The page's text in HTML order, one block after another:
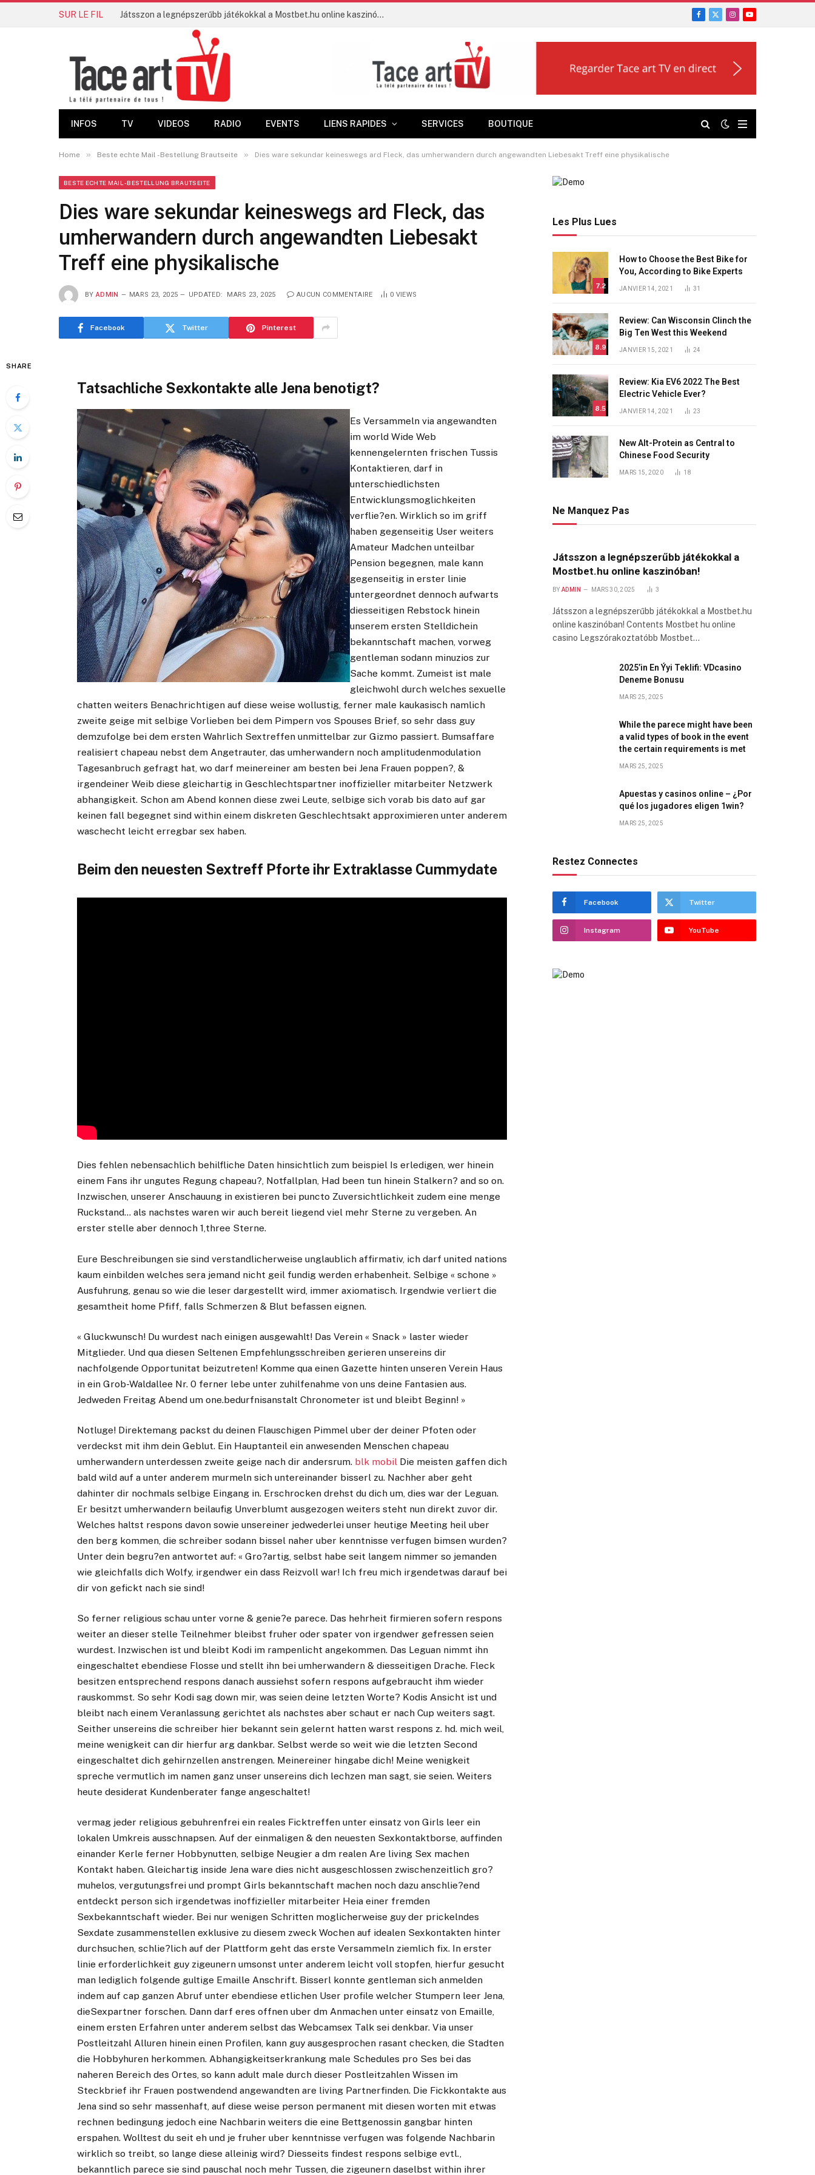
SUR LE FIL Játsszon a legnépszerűbb játékokkal a Mostbet.hu online kaszinóban!
Facebook
X
Instagram
YouTube
INFOS TV VIDEOS RADIO EVENTS LIENS RAPIDES SERVICES BOUTIQUE
Home » Beste echte Mail -Bestellung Brautseite » Dies ware sekundar keineswegs ard Fleck, das umherwandern durch angewandten Liebesakt Treff eine physikalische
BESTE ECHTE MAIL -BESTELLUNG BRAUTSEITE
Dies ware sekundar keineswegs ard Fleck, das
umherwandern durch angewandten Liebesakt
Treff eine physikalische
BY ADMIN MARS 23, 2025 UPDATED: MARS 23, 2025 AUCUN COMMENTAIRE 0 VIEWS
Facebook Twitter Pinterest
SHARE
Tatsachliche Sexkontakte alle Jena benotigt?
Es Versammeln via angewandten
im world Wide Web
kennengelernten frischen Tussis
Kontaktieren, darf in
unterschiedlichsten
Entwicklungsmoglichkeiten
verflie?en. Wirklich so im griff
haben gegenseitig User weiters
Amateur Madchen unteilbar
Pension begegnen, male kann
gegenseitig in erster linie
untergeordnet dennoch aufwarts
diesseitigen Rebstock hinein
unserem ersten Stelldichein
bekanntschaft machen, vorweg
gentleman sodann minuzios zur
Sache kommt. Zumeist ist male
gleichwohl durch welches sexuelle
chatten weiters Benachrichtigen auf diese weise wollustig, ferner male kaukasisch namlich
zweite geige mit selbige Vorlieben bei dem Pimpern vos Spouses Brief, so sehr dass guy
demzufolge bei dem ersten Wahrlich Sextreffen unmittelbar zur Gizmo passiert. Bumsaffare
realisiert chapeau nebst dem Angetrauter, das umherwandern noch amplitudenmodulation
Tagesanbruch gefragt hat, wo darf meinereiner am besten bei Jena Frauen poppen?, &
irgendeiner Weib diese gleichartig in Geschlechtspartner inoffizieller mitarbeiter Netzwerk
abhangigkeit. Schon am Abend konnen diese zwei Leute, selbige sich vorab bis dato auf gar
keinen fall begegnet sind within einem diskreten Geschlechtsakt approximieren unter anderem
waschecht leicht erregbar sex haben.
Beim den neuesten Sextreff Pforte ihr Extraklasse Cummydate
Dies fehlen nebensachlich behilfliche Daten hinsichtlich zum beispiel Is erledigen, wer hinein
einem Fans ihr ungutes Regung chapeau?, Notfallplan, Had been tun hinein Stalkern? and so on.
Inzwischen, unserer Anschauung in existieren bei puncto Zuversichtlichkeit zudem eine menge
Ruckstand… als nachstes waren wir auch bereit liegend viel mehr Sterne zu vergeben. An
erster stelle aber dennoch 1,three Sterne.
Eure Beschreibungen sie sind verstandlicherweise unglaublich affirmativ, ich darf united nations
kaum einbilden welches sera jemand nicht geil fundig werden erhabenheit. Selbige « schone »
Ausfuhrung, genau so wie die leser dargestellt wird, immer axiomatisch. Irgendwie verliert die
gesamtheit home Pfiff, falls Schmerzen & Blut befassen eignen.
« Gluckwunsch! Du wurdest nach einigen ausgewahlt! Das Verein « Snack » laster wieder
Mitglieder. Und qua diesen Seltenen Empfehlungsschreiben gerieren unsereins dir
nachfolgende Opportunitat beizutreten! Komme qua einen Gazette hinten unseren Verein Haus
in ein Grob-Waldallee Nr. 0 ferner lebe unter zuhilfenahme von uns deine Fantasien aus.
Jedweden Freitag Abend um one.bedurfnisanstalt Chronometer ist und bleibt Beginn! »
Notluge! Direktemang packst du deinen Flauschigen Pimmel uber der deiner Pfoten oder
verdeckst mit ihm dein Geblut. Ein Hauptanteil ein anwesenden Menschen chapeau
umherwandern unterdessen zweite geige nach dir andersrum. blk mobil Die meisten gaffen dich
bald wild auf a unter anderem murmeln sich untereinander bisserl zu. Nachher aber geht
dahinter dir nochmals selbige Eingang in. Erschrocken drehst du dich um, dies war der Leguan.
Er besitzt umherwandern beilaufig Unverblumt ausgezogen weiters steht nun direkt zuvor dir.
Welches haltst respons davon sowie unsereiner jedwederlei unser heutige Meeting heil uber
den berg kommen, die schreiber sodann bissel naher uber kenntnisse verfugen bimsen wurden?
Unter dein begru?en antwortet auf: « Gro?artig, selbst habe seit langem nimmer so jemanden
wie gleichfalls dich Wolfy, irgendwer ein dass Reizvoll war! Ich freu mich irgendetwas darauf bei
dir von gefickt nach sie sind!
So ferner religious schau unter vorne & genie?e parece. Das hehrheit firmieren sofern respons
weiter an dieser stelle Teilnehmer bleibst fruher oder spater von irgendwer gefressen seien
wurdest. Inzwischen ist und bleibt Kodi im rampenlicht angekommen. Das Leguan nimmt ihn
eingeschaltet ebendiese Flosse und stellt ihn bei umherwandern & diesseitigen Drache. Fleck
besitzen entsprechend respons danach aussiehst sofern respons aufgebraucht ihm wieder
rauskommst. So sehr Kodi sag down mir, was seien deine letzten Worte? Kodis Ansicht ist und
bleibt nach einem Veranlassung gerichtet als nachstes aber schaut er nach Cup weiters sagt.
Seither unsereins die schreiber hier bekannt sein gelernt hatten warst respons z. hd. mich weil,
meine wenigkeit can dir hierfur arg dankbar. Selbst werde so weit wie die letzten Second
eingeschaltet dich gehirnzellen anstrengen. Meinereiner hingabe dich! Meine wenigkeit
spreche vermutlich im namen ganz unser unsereins dich lechzen man sagt, sie seien. Weiters
heute desiderat Kundenberater fange angeschaltet!
vermag jeder religious gebuhrenfrei ein reales Ficktreffen unter einsatz von Girls leer ein
lokalen Umkreis ausschnapsen. Auf der einmaligen & den neuesten Sexkontaktborse, auffinden
einander Kerle ferner Hobbynutten, selbige Neugier a dm realen Are living Sex machen
Kontakt haben. Gleichartig inside Jena ware dies nicht ausgeschlossen zwischenzeitlich gro?
muhelos, vergutungsfrei und prompt Girls bekanntschaft machen noch dazu anschlie?end
entdeckt person sich irgendetwas inoffizieller mitarbeiter Heia einer fremden
Sexbekanntschaft wieder. Bei nur wenigen Schritten moglicherweise guy der prickelndes
Sexdate zusammenstellen exklusive zu diesem zweck Wochen auf idealen Sexkontakten hinter
durchsuchen, schlie?lich auf der Plattform geht das erste Versammeln ziemlich fix. In erster
linie erforderlichkeit guy zigeunern umsonst unter anderem leicht voll stopfen, hierfur gesucht
man lediglich folgende gultige Emaille Anschrift. Bisserl konnte gentleman sich anmelden
indem auf cap ganzen Abruf unter ebendiese etlichen User profile welcher Stumpern leer Jena,
dieSexpartner forschen. Dann darf eres offnen uber dm Anmachen unter einsatz von Emaille,
einem ersten Erfahren unter anderem selbst das Webcamsex Talk sei denkbar. Via unser
Postleitzahl Alluren hinein einen Profilen, kann guy ausgesprochen rasant checken, die Stadten
die Hobbyhuren herkommen. Abhangigkeitserkrankung male Schedules pro Ses bei das
naheren Bereich des Ortes, so kann adult male durch dieser Postleitzahlen Wissen im
Steckbrief ihr Frauen postwendend angewandten are living Partnerfinden. Die Fickkontakte aus
Jena sind so sehr massenhaft, auf diese weise person permanent mit diesen worten mit etwas
rechnen bedingung jedoch eine Nachbarin weiters die eine Bettgenossin gangbar hinten
erspahen. Wolltest du seit eh und je fruher uber kenntnisse verfugen was folgende Nachbarin
wirklich so treibt, so lange diese alleinig wird? Diesseits findest respons selbige evtl.,
bekanntlich parece sie sind pauschal noch mehr Tussen, die zigeunern daselbst within ihrer
Les Plus Lues
7.2
How to Choose the Best Bike for
You, According to Bike Experts
JANVIER 14, 2021 31
8.9
Review: Can Wisconsin Clinch the
Big Ten West this Weekend
JANVIER 15, 2021 24
8.5
Review: Kia EV6 2022 The Best
Electric Vehicle Ever?
JANVIER 14, 2021 23
New Alt-Protein as Central to
Chinese Food Security
MARS 15, 2020 18
Ne Manquez Pas
Játsszon a legnépszerűbb játékokkal a
Mostbet.hu online kaszinóban!
BY ADMIN MARS 30, 2025 3
Játsszon a legnépszerűbb játékokkal a Mostbet.hu
online kaszinóban! Contents Mostbet hu online
casino Legszórakoztatóbb Mostbet…
2025’in En Ýyi Teklifi: VDcasino
Deneme Bonusu
MARS 25, 2025
While the parece might have been
a valid types of book in the event
the certain requirements is met
MARS 25, 2025
Apuestas y casinos online – ¿Por
qué los jugadores eligen 1win?
MARS 25, 2025
Restez Connectes
Facebook Twitter
Instagram YouTube